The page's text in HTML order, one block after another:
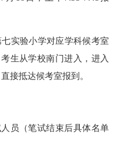
实验小学对应学科候考室
生从学校南门进入，进入
接抵达候考室报到。
员（笔试结束后具体名单